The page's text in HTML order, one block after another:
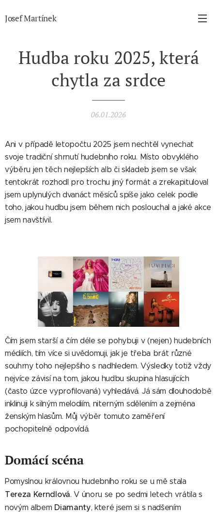
Josef Martínek
Hudba roku 2025, která
chytla za srdce
06.01.2026
Ani v případě letopočtu 2025 jsem nechtěl vynechat
svoje tradiční shrnutí hudebního roku. Místo obvyklého
výběru jen těch nejlepších alb či skladeb jsem se však
tentokrát rozhodl pro trochu jiný formát a zrekapituloval
jsem uplynulých dvanáct měsíců spíše jako celek podle
toho, jakou hudbu jsem během nich poslouchal a jaké akce
jsem navštívil.
Čím jsem starší a čím déle se pohybuji v (nejen) hudebních
médiích, tím více si uvědomuji, jak je třeba brát různé
souhrny toho nejlepšího s nadhledem. Výsledky totiž vždy
nejvíce závisí na tom, jakou hudbu skupina hlasujících
(často úzce vyprofilovaná) vyhledává. Já sám dlouhodobě
inklinuji k silným melodiím, niterným sdělením a zejména
ženským hlasům. Můj výběr tomuto zaměření
pochopitelně odpovídá.
Domácí scéna
Pomyslnou královnou hudebního roku se u mě stala
Tereza Kerndlová. V únoru se po sedmi letech vrátila s
novým albem Diamanty, které jsem si s nadšením